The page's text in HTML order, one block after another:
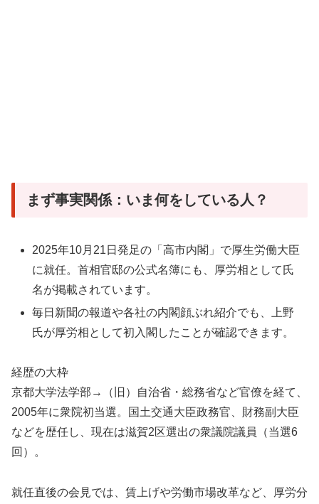
まず事実関係：いま何をしている人？
2025年10月21日発足の「高市内閣」で厚生労働大臣
に就任。首相官邸の公式名簿にも、厚労相として氏
名が掲載されています。
毎日新聞の報道や各社の内閣顔ぶれ紹介でも、上野
氏が厚労相として初入閣したことが確認できます。
経歴の大枠
京都大学法学部→（旧）自治省・総務省など官僚を経て、
2005年に衆院初当選。国土交通大臣政務官、財務副大臣
などを歴任し、現在は滋賀2区選出の衆議院議員（当選6
回）。
就任直後の会見では、賃上げや労働市場改革など、厚労分